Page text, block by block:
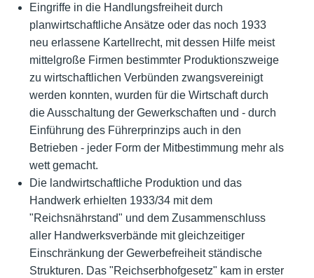
Eingriffe in die Handlungsfreiheit durch
planwirtschaftliche Ansätze oder das noch 1933
neu erlassene Kartellrecht, mit dessen Hilfe meist
mittelgroße Firmen bestimmter Produktionszweige
zu wirtschaftlichen Verbünden zwangsvereinigt
werden konnten, wurden für die Wirtschaft durch
die Ausschaltung der Gewerkschaften und - durch
Einführung des Führerprinzips auch in den
Betrieben - jeder Form der Mitbestimmung mehr als
wett gemacht.
Die landwirtschaftliche Produktion und das
Handwerk erhielten 1933/34 mit dem
"Reichsnährstand" und dem Zusammenschluss
aller Handwerksverbände mit gleichzeitiger
Einschränkung der Gewerbefreiheit ständische
Strukturen. Das "Reichserbhofgesetz" kam in erster